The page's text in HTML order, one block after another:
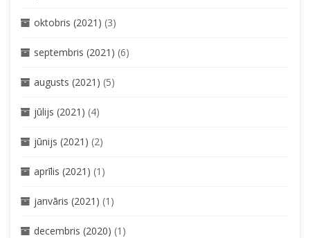
oktobris (2021) (3)
septembris (2021) (6)
augusts (2021) (5)
jūlijs (2021) (4)
jūnijs (2021) (2)
aprīlis (2021) (1)
janvāris (2021) (1)
decembris (2020) (1)